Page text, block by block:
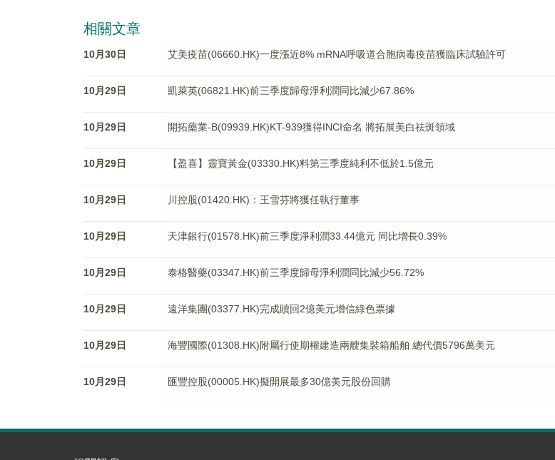
相關文章
10月30日 艾美疫苗(06660.HK)一度漲近8% mRNA呼吸道合胞病毒疫苗獲臨床試驗許可
10月29日 凱萊英(06821.HK)前三季度歸母淨利潤同比減少67.86%
10月29日 開拓藥業-B(09939.HK)KT-939獲得INCI命名 將拓展美白祛斑領域
10月29日 【盈喜】靈寶黃金(03330.HK)料第三季度純利不低於1.5億元
10月29日 川控股(01420.HK)：王雪芬將獲任執行董事
10月29日 天津銀行(01578.HK)前三季度淨利潤33.44億元 同比增長0.39%
10月29日 泰格醫藥(03347.HK)前三季度歸母淨利潤同比減少56.72%
10月29日 遠洋集團(03377.HK)完成贖回2億美元增信綠色票據
10月29日 海豐國際(01308.HK)附屬行使期權建造兩艘集裝箱船舶 總代價5796萬美元
10月29日 匯豐控股(00005.HK)擬開展最多30億美元股份回購